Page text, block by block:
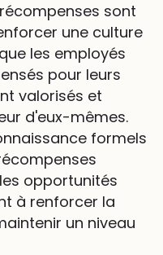
sont
une culture
les employés
pour leurs
valorisés et
d'eux-mêmes.
formels
opportunités
à renforcer la
un niveau